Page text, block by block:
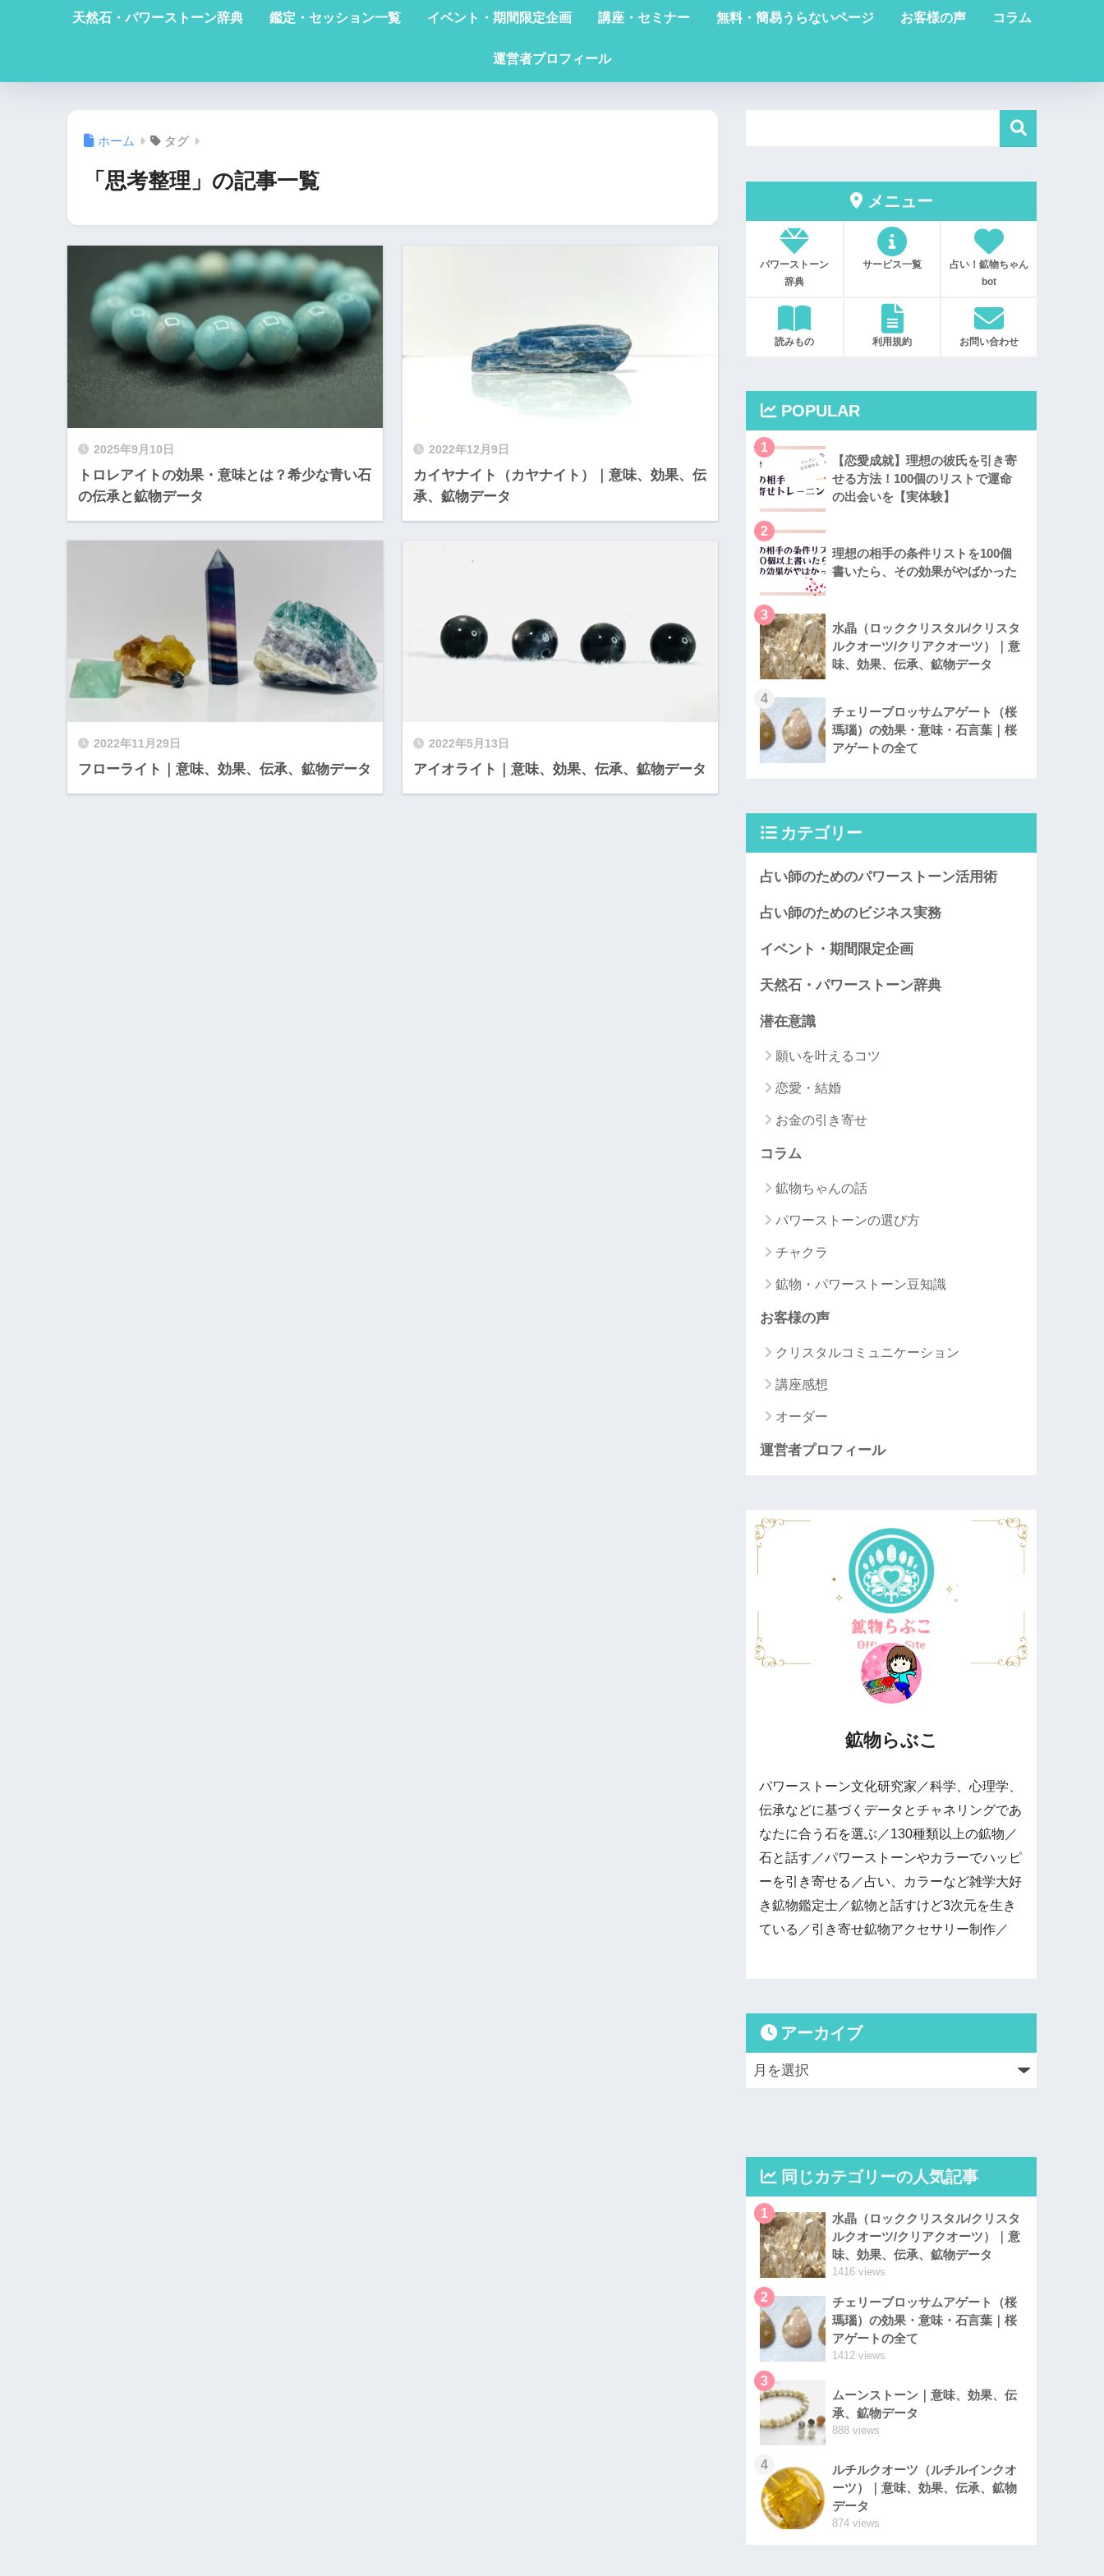
天然石・パワーストーン辞典 鑑定・セッション一覧 イベント・期間限定企画 講座・セミナー 無料・簡易うらないページ お客様の声 コラム
運営者プロフィール
ホーム タグ
「思考整理」の記事一覧
2025年9月10日
トロレアイトの効果・意味とは？希少な青い石
の伝承と鉱物データ
2022年12月9日
カイヤナイト（カヤナイト）｜意味、効果、伝
承、鉱物データ
2022年11月29日
フローライト｜意味、効果、伝承、鉱物データ
2022年5月13日
アイオライト｜意味、効果、伝承、鉱物データ
メニュー
パワーストーン
辞典
サービス一覧
占い！鉱物ちゃん
bot
読みもの 利用規約 お問い合わせ
POPULAR
1
【恋愛成就】理想の彼氏を引き寄
せる方法！100個のリストで運命
の出会いを【実体験】
2
理想の相手の条件リストを100個
書いたら、その効果がやばかった
3
水晶（ロッククリスタル/クリスタ
ルクオーツ/クリアクオーツ）｜意
味、効果、伝承、鉱物データ
4
チェリーブロッサムアゲート（桜
瑪瑙）の効果・意味・石言葉｜桜
アゲートの全て
カテゴリー
占い師のためのパワーストーン活用術
占い師のためのビジネス実務
イベント・期間限定企画
天然石・パワーストーン辞典
潜在意識
願いを叶えるコツ
恋愛・結婚
お金の引き寄せ
コラム
鉱物ちゃんの話
パワーストーンの選び方
チャクラ
鉱物・パワーストーン豆知識
お客様の声
クリスタルコミュニケーション
講座感想
オーダー
運営者プロフィール
鉱物らぶこ
パワーストーン文化研究家／科学、心理学、
伝承などに基づくデータとチャネリングであ
なたに合う石を選ぶ／130種類以上の鉱物／
石と話す／パワーストーンやカラーでハッピ
ーを引き寄せる／占い、カラーなど雑学大好
き鉱物鑑定士／鉱物と話すけど3次元を生き
ている／引き寄せ鉱物アクセサリー制作／
アーカイブ
同じカテゴリーの人気記事
1
水晶（ロッククリスタル/クリスタ
ルクオーツ/クリアクオーツ）｜意
味、効果、伝承、鉱物データ
1416 views
2
チェリーブロッサムアゲート（桜
瑪瑙）の効果・意味・石言葉｜桜
アゲートの全て
1412 views
3
ムーンストーン｜意味、効果、伝
承、鉱物データ
888 views
4
ルチルクオーツ（ルチルインクオ
ーツ）｜意味、効果、伝承、鉱物
データ
874 views